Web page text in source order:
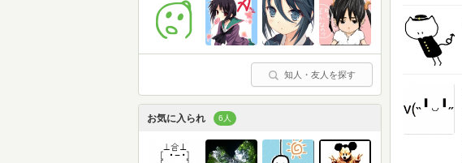
知人・友人を探す
お気に入られ 6人